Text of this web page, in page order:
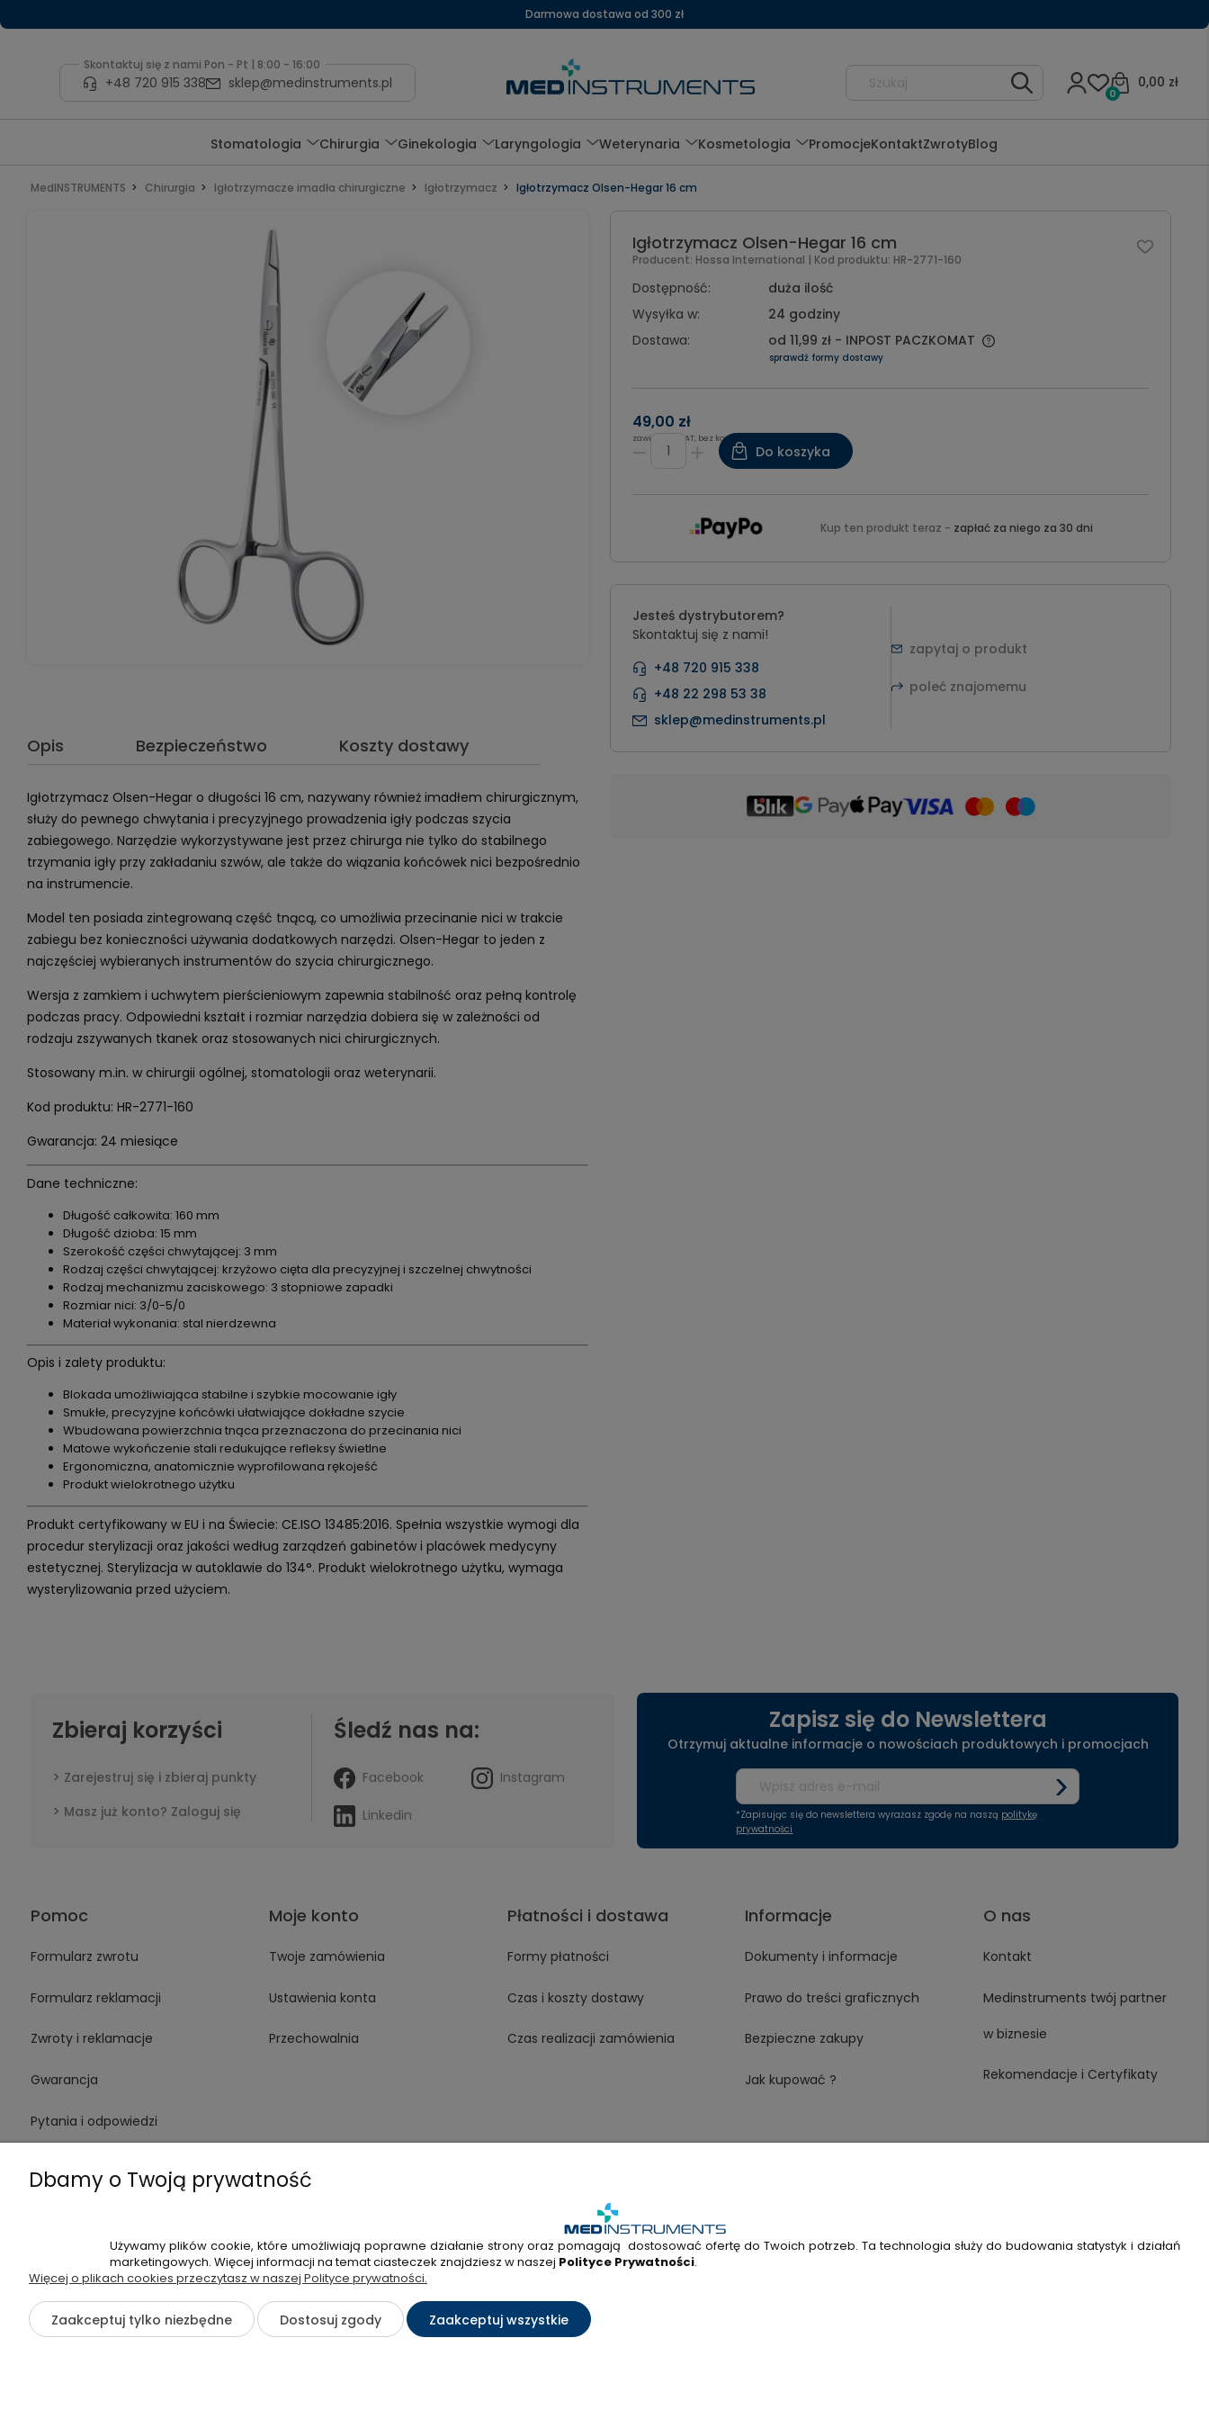
Darmowa dostawa od 300 zł
Skontaktuj się z nami Pon - Pt | 8:00 - 16:00
+48 720 915 338 sklep@medinstruments.pl 0,00 zł
0
Stomatologia Chirurgia Ginekologia Laryngologia Weterynaria Kosmetologia PromocjeKontaktZwrotyBlog
MedINSTRUMENTS Chirurgia Igłotrzymacze imadła chirurgiczne Igłotrzymacz Igłotrzymacz Olsen-Hegar 16 cm
Opis Bezpieczeństwo Koszty dostawy
Igłotrzymacz Olsen-Hegar o długości 16 cm, nazywany również imadłem chirurgicznym,
służy do pewnego chwytania i precyzyjnego prowadzenia igły podczas szycia
zabiegowego. Narzędzie wykorzystywane jest przez chirurga nie tylko do stabilnego
trzymania igły przy zakładaniu szwów, ale także do wiązania końcówek nici bezpośrednio
na instrumencie.
Model ten posiada zintegrowaną część tnącą, co umożliwia przecinanie nici w trakcie
zabiegu bez konieczności używania dodatkowych narzędzi. Olsen-Hegar to jeden z
najczęściej wybieranych instrumentów do szycia chirurgicznego.
Wersja z zamkiem i uchwytem pierścieniowym zapewnia stabilność oraz pełną kontrolę
podczas pracy. Odpowiedni kształt i rozmiar narzędzia dobiera się w zależności od
rodzaju zszywanych tkanek oraz stosowanych nici chirurgicznych.
Stosowany m.in. w chirurgii ogólnej, stomatologii oraz weterynarii.
Kod produktu: HR-2771-160
Gwarancja: 24 miesiące
Dane techniczne:
Długość całkowita: 160 mm
Długość dzioba: 15 mm
Szerokość części chwytającej: 3 mm
Rodzaj części chwytającej: krzyżowo cięta dla precyzyjnej i szczelnej chwytności
Rodzaj mechanizmu zaciskowego: 3 stopniowe zapadki
Rozmiar nici: 3/0-5/0
Materiał wykonania: stal nierdzewna
Opis i zalety produktu:
Blokada umożliwiająca stabilne i szybkie mocowanie igły
Smukłe, precyzyjne końcówki ułatwiające dokładne szycie
Wbudowana powierzchnia tnąca przeznaczona do przecinania nici
Matowe wykończenie stali redukujące refleksy świetlne
Ergonomiczna, anatomicznie wyprofilowana rękojeść
Produkt wielokrotnego użytku
Produkt certyfikowany w EU i na Świecie: CE.ISO 13485:2016. Spełnia wszystkie wymogi dla
procedur sterylizacji oraz jakości według zarządzeń gabinetów i placówek medycyny
estetycznej. Sterylizacja w autoklawie do 134°. Produkt wielokrotnego użytku, wymaga
wysterylizowania przed użyciem.
Igłotrzymacz Olsen-Hegar 16 cm
Producent: Hossa International | Kod produktu: HR-2771-160
Dostępność:
duża ilość
Wysyłka w:
24 godziny
Dostawa:
od 11,99 zł - INPOST PACZKOMAT
sprawdź formy dostawy
49,00 zł
zawiera 8% VAT, bez kosztów dostawy
Do koszyka
Kup ten produkt teraz - zapłać za niego za 30 dni
Jesteś dystrybutorem?
Skontaktuj się z nami!
+48 720 915 338
+48 22 298 53 38
sklep@medinstruments.pl
zapytaj o produkt
poleć znajomemu
Zbieraj korzyści
Zarejestruj się i zbieraj punkty
Masz już konto? Zaloguj się
Śledź nas na:
Facebook Instagram
Linkedin
Zapisz się do Newslettera
Otrzymuj aktualne informacje o nowościach produktowych i promocjach
*Zapisując się do newslettera wyrażasz zgodę na naszą politykę
prywatności
Pomoc
Formularz zwrotu
Formularz reklamacji
Zwroty i reklamacje
Gwarancja
Pytania i odpowiedzi
Moje konto
Twoje zamówienia
Ustawienia konta
Przechowalnia
Płatności i dostawa
Formy płatności
Czas i koszty dostawy
Czas realizacji zamówienia
Informacje
Dokumenty i informacje
Prawo do treści graficznych
Bezpieczne zakupy
Jak kupować ?
O nas
Kontakt
Medinstruments twój partner
w biznesie
Rekomendacje i Certyfikaty
+48 720 915 338 +48 22 298 53 38 Napisz do nas!
Hossa Medical Sp. z o. o. | ul. Kryształowa 33A, 01-356 Warszawa, woj. mazowieckie | NIP: 7010404814, REGON: 146982576, KRS: 0000491265
Dbamy o Twoją prywatność
Używamy plików cookie, które umożliwiają poprawne działanie strony oraz pomagają dostosować ofertę do Twoich potrzeb. Ta technologia służy do budowania statystyk i działań
marketingowych. Więcej informacji na temat ciasteczek znajdziesz w naszej Polityce Prywatności.
Więcej o plikach cookies przeczytasz w naszej Polityce prywatności.
Zaakceptuj tylko niezbędne Dostosuj zgody Zaakceptuj wszystkie